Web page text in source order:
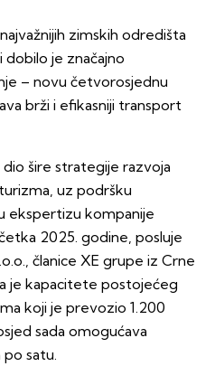
zimskih odredišta
dobilo je značajno
– novu četvorosjednu
brži i efikasniji transport
šire strategije razvoja
uz podršku
ekspertizu kompanije
2025. godine, posluje
članice XE grupe iz Crne
je kapacitete postojećeg
koji je prevozio 1.200
sada omogućava
satu.